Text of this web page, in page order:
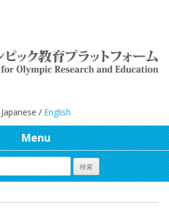
Japanese / English
Menu